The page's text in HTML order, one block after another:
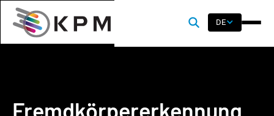
DE
Fremdkörpererkennung